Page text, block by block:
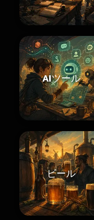
AIツール
ビール